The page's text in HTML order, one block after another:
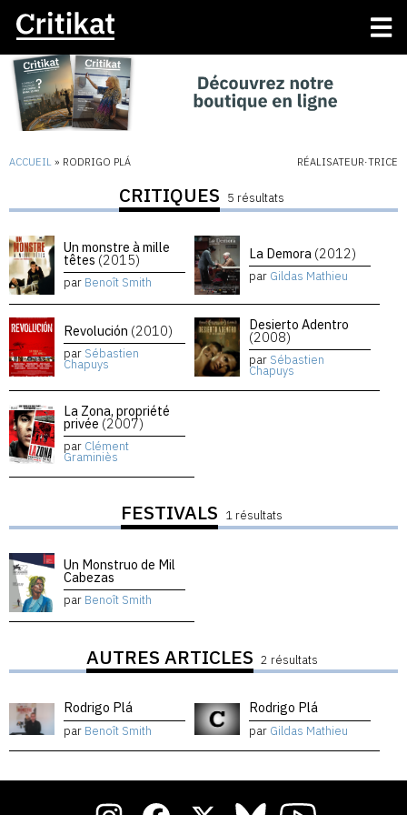
ACCUEIL » RODRIGO PLÁ RÉALISATEUR·TRICE
CRITIQUES 5 résultats
Un monstre à mille
têtes (2015)
par Benoît Smith
La Demora (2012)
par Gildas Mathieu
Revolución (2010)
par Sébastien
Chapuys
Desierto Adentro
(2008)
par Sébastien
Chapuys
La Zona, propriété
privée (2007)
par Clément
Graminiès
FESTIVALS 1 résultats
Un Monstruo de Mil
Cabezas
par Benoît Smith
AUTRES ARTICLES 2 résultats
Rodrigo Plá
par Benoît Smith
Rodrigo Plá
par Gildas Mathieu